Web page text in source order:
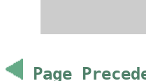
Page